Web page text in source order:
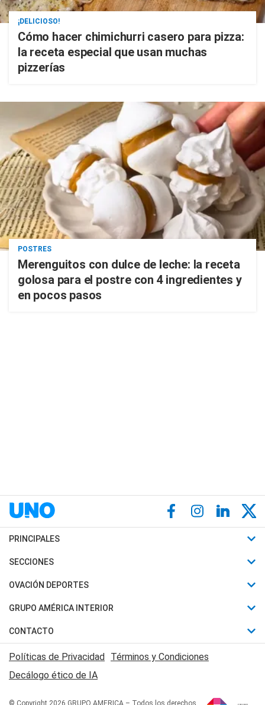
¡DELICIOSO!
Cómo hacer chimichurri casero para pizza:
la receta especial que usan muchas
pizzerías
POSTRES
Merenguitos con dulce de leche: la receta
golosa para el postre con 4 ingredientes y
en pocos pasos
PRINCIPALES
Últimas Noticias
Política
Judiciales
Economia
SECCIONES
Horóscopo
Motores
Trucos caseros
Series y Películas
Edictos y Solicitadas
OVACIÓN DEPORTES
Fútbol
Mundial
Automovilismo
Rugby
Básquet
GRUPO AMÉRICA INTERIOR
Canal 7 en Vivo
CONTACTO
Acerca de Nosotros
Contactanos
Políticas de Privacidad Términos y Condiciones
Decálogo ético de IA